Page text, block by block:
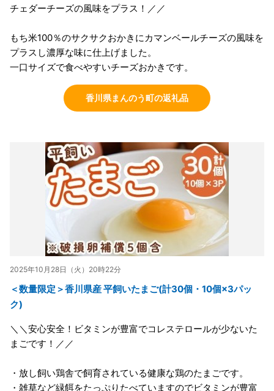
チェダーチーズの風味をプラス！／／
もち米100％のサクサクおかきにカマンベールチーズの風味を
プラスし濃厚な味に仕上げました。
一口サイズで食べやすいチーズおかきです。
香川県まんのう町の返礼品
2025年10月28日（火）20時22分
＜数量限定＞香川県産 平飼いたまご(計30個・10個×3パッ
ク)
＼＼安心安全！ビタミンが豊富でコレステロールが少ないた
まごです！／／
・放し飼い鶏舎で飼育されている健康な鶏のたまごです。
・雑草など緑餌をたっぷりたべていますのでビタミンが豊富